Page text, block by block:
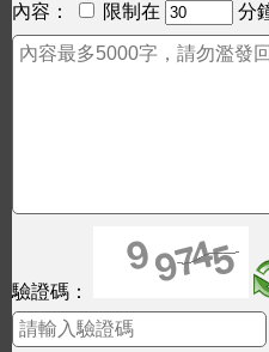
內容：
限制在 分
驗證碼：